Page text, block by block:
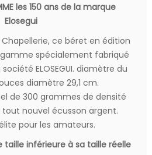
les 150 ans de la marque
Elosegui
Chapellerie, ce béret en édition
spécialement fabriqué
ELOSEGUI. diamètre du
diamètre 29,1 cm.
de 300 grammes de densité
nouvel écusson argent.
pour les amateurs.
inférieure à sa taille réelle